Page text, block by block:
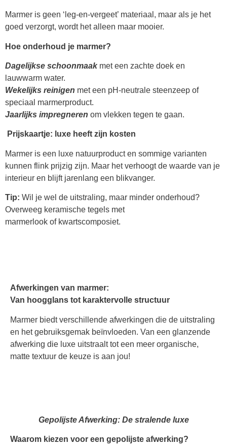
Marmer is geen ‘leg-en-vergeet’ materiaal, maar als je het
goed verzorgt, wordt het alleen maar mooier.
Hoe onderhoud je marmer?
Dagelijkse schoonmaakmet een zachte doek en
lauwwarm water.
Wekelijks reinigen met een pH-neutrale steenzeep of
speciaal marmerproduct.
Jaarlijks impregneren om vlekken tegen te gaan.
Prijskaartje: luxe heeft zijn kosten
Marmer is een luxe natuurproduct en sommige varianten
kunnen flink prijzig zijn. Maar het verhoogt de waarde van je
interieur en blijft jarenlang een blikvanger.
Tip: Wil je wel de uitstraling, maar minder onderhoud?
Overweeg keramische tegels met
marmerlook of kwartscomposiet.
Afwerkingen van marmer:
Van hoogglans tot karaktervolle structuur
Marmer biedt verschillende afwerkingen die de uitstraling
en het gebruiksgemak beïnvloeden. Van een glanzende
afwerking die luxe uitstraalt tot een meer organische,
matte textuur de keuze is aan jou!
Gepolijste Afwerking: Destralende luxe
Waarom kiezen voor een gepolijste afwerking?